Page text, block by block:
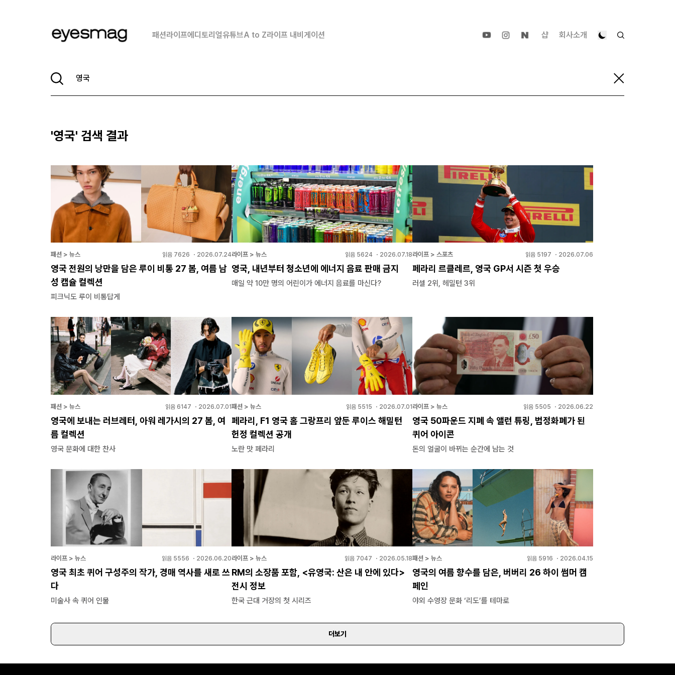
패션라이프에디토리얼유튜브A to Z라이프 내비게이션 샵 회사소개
'영국' 검색 결과
패션 > 뉴스 읽음 7626 ・ 2026.07.24
영국 전원의 낭만을 담은 루이 비통 27 봄, 여름 남
성 캡슐 컬렉션
피크닉도 루이 비통답게
라이프 > 뉴스 읽음 5624・ 2026.07.18
영국, 내년부터 청소년에 에너지 음료 판매 금지
매일 약 10만 명의 어린이가 에너지 음료를 마신다?
라이프 > 스포츠 읽음 5197 ・ 2026.07.06
페라리 르클레르, 영국 GP서 시즌 첫 우승
러셀 2위, 헤밀턴 3위
패션 > 뉴스 읽음 6147 ・ 2026.07.01
영국에 보내는 러브레터, 아워 레가시의 27 봄, 여
름 컬렉션
영국 문화에 대한 찬사
패션 > 뉴스 읽음 5515 ・ 2026.07.01
페라리, F1 영국 홈 그랑프리 앞둔 루이스 해밀턴
헌정 컬렉션 공개
노란 맛 페라리
라이프 > 뉴스 읽음 5505 ・ 2026.06.22
영국 50파운드 지폐 속 앨런 튜링, 법정화폐가 된
퀴어 아이콘
돈의 얼굴이 바뀌는 순간에 남는 것
라이프 > 뉴스 읽음 5556 ・ 2026.06.20
영국 최초 퀴어 구성주의 작가, 경매 역사를 새로 쓰
다
미술사 속 퀴어 인물
라이프 > 뉴스 읽음 7047 ・ 2026.05.18
RM의 소장품 포함, <유영국: 산은 내 안에 있다>
전시 정보
한국 근대 거장의 첫 시리즈
패션 > 뉴스 읽음 5916 ・ 2026.04.15
영국의 여름 향수를 담은, 버버리 26 하이 썸머 캠
페인
야외 수영장 문화 ‘리도’를 테마로
더보기